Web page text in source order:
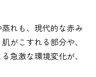
れも、現代的な赤み
がこすれる部分や、
急激な環境変化が、